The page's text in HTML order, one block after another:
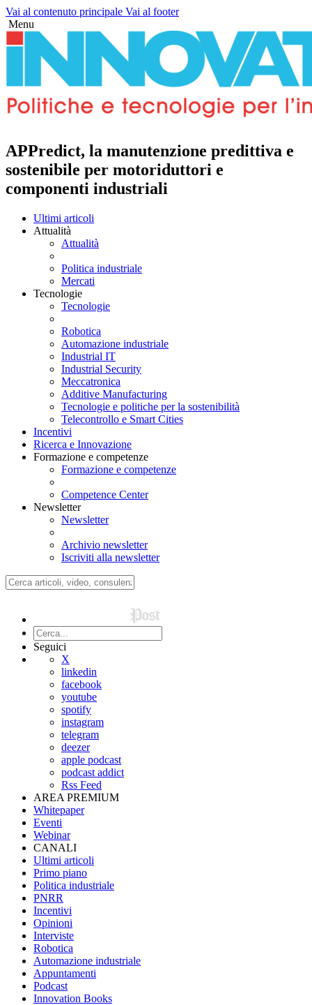
Vai al contenuto principale Vai al footer
Menu
APPredict, la manutenzione predittiva e
sostenibile per motoriduttori e
componenti industriali
Ultimi articoli
Attualità
Attualità
Politica industriale
Mercati
Tecnologie
Tecnologie
Robotica
Automazione industriale
Industrial IT
Industrial Security
Meccatronica
Additive Manufacturing
Tecnologie e politiche per la sostenibilità
Telecontrollo e Smart Cities
Incentivi
Ricerca e Innovazione
Formazione e competenze
Formazione e competenze
Competence Center
Newsletter
Newsletter
Archivio newsletter
Iscriviti alla newsletter
Seguici
X
linkedin
facebook
youtube
spotify
instagram
telegram
deezer
apple podcast
podcast addict
Rss Feed
AREA PREMIUM
Whitepaper
Eventi
Webinar
CANALI
Ultimi articoli
Primo piano
Politica industriale
PNRR
Incentivi
Opinioni
Interviste
Robotica
Automazione industriale
Appuntamenti
Podcast
Innovation Books